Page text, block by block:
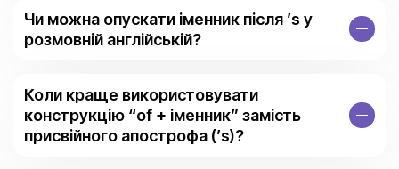
Чи можна опускати іменник після ’s у
розмовній англійській?
Коли краще використовувати
конструкцію “of + іменник” замість
присвійного апострофа (’s)?